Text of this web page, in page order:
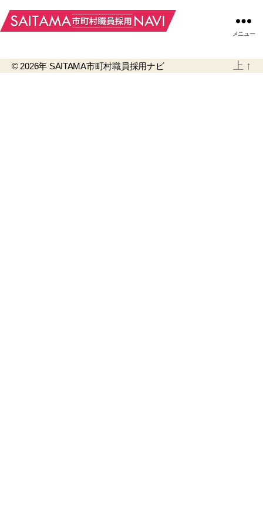
メニュー
© 2026年 SAITAMA市町村職員採用ナビ 上 ↑